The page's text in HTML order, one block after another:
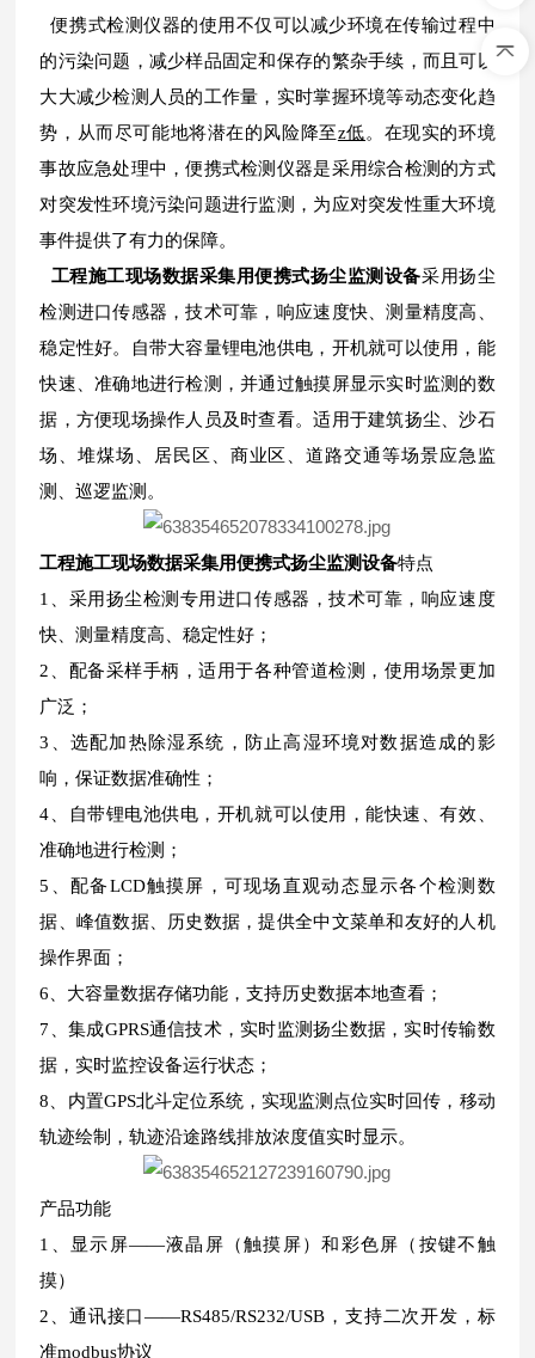
便携式检测仪器的使用不仅可以减少环境在传输过程中
的污染问题，减少样品固定和保存的繁杂手续，而且可以
大大减少检测人员的工作量，实时掌握环境等动态变化趋
势，从而尽可能地将潜在的风险降至z低。在现实的环境
事故应急处理中，便携式检测仪器是采用综合检测的方式
对突发性环境污染问题进行监测，为应对突发性重大环境
事件提供了有力的保障。
工程施工现场数据采集用便携式扬尘监测设备采用扬尘
检测进口传感器，技术可靠，响应速度快、测量精度高、
稳定性好。自带大容量锂电池供电，开机就可以使用，能
快速、准确地进行检测，并通过触摸屏显示实时监测的数
据，方便现场操作人员及时查看。适用于建筑扬尘、沙石
场、堆煤场、居民区、商业区、道路交通等场景应急监
测、巡逻监测。
工程施工现场数据采集用便携式扬尘监测设备特点
1、采用扬尘检测专用进口传感器，技术可靠，响应速度
快、测量精度高、稳定性好；
2、配备采样手柄，适用于各种管道检测，使用场景更加
广泛；
3、选配加热除湿系统，防止高湿环境对数据造成的影
响，保证数据准确性；
4、自带锂电池供电，开机就可以使用，能快速、有效、
准确地进行检测；
5、配备LCD触摸屏，可现场直观动态显示各个检测数
据、峰值数据、历史数据，提供全中文菜单和友好的人机
操作界面；
6、大容量数据存储功能，支持历史数据本地查看；
7、集成GPRS通信技术，实时监测扬尘数据，实时传输数
据，实时监控设备运行状态；
8、内置GPS北斗定位系统，实现监测点位实时回传，移动
轨迹绘制，轨迹沿途路线排放浓度值实时显示。
产品功能
1、显示屏——液晶屏（触摸屏）和彩色屏（按键不触
摸）
2、通讯接口——RS485/RS232/USB，支持二次开发，标
准modbus协议